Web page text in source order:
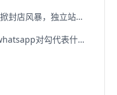
【2025年8月危与机】Temu再掀封店风暴，独立站才是跨境卖家的避险通道
whatsapp一个对勾两个对勾,whatsapp对勾代表什么意思